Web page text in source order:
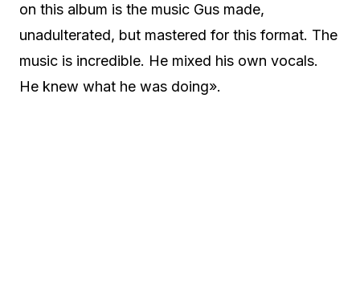
on this album is the music Gus made,
unadulterated, but mastered for this format. The
music is incredible. He mixed his own vocals.
He knew what he was doing».